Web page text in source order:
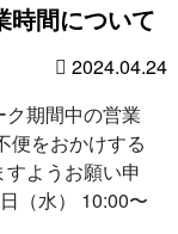
時間について
2024.04.24
期間中の営業
便をおかけする
ようお願い申
（水） 10:00〜